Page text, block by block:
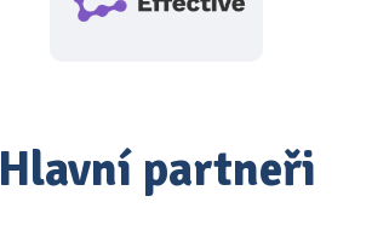
Hlavní partneři